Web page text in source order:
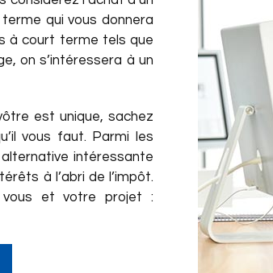
qui vous donnera
à court terme tels que
on s’intéressera à un
est unique, sachez
vous faut. Parmi les
intéressante
à l’abri de l’impôt.
vous et votre projet :